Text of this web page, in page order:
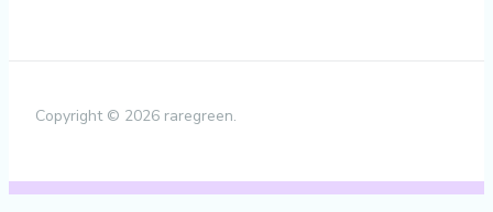
Copyright © 2026 raregreen.